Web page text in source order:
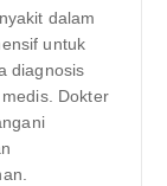
dalam
untuk
diagnosis
Dokter